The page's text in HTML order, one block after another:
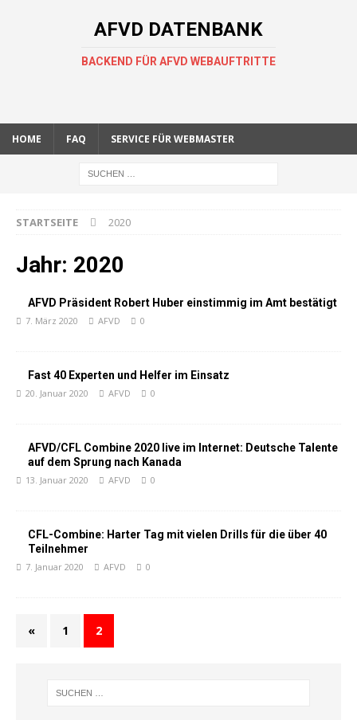
AFVD DATENBANK
BACKEND FÜR AFVD WEBAUFTRITTE
HOME FAQ SERVICE FÜR WEBMASTER
STARTSEITE 2020
Jahr: 2020
AFVD Präsident Robert Huber einstimmig im Amt bestätigt
7. März 2020 AFVD 0
Fast 40 Experten und Helfer im Einsatz
20. Januar 2020 AFVD 0
AFVD/CFL Combine 2020 live im Internet: Deutsche Talente
auf dem Sprung nach Kanada
13. Januar 2020 AFVD 0
CFL-Combine: Harter Tag mit vielen Drills für die über 40
Teilnehmer
7. Januar 2020 AFVD 0
« 1 2